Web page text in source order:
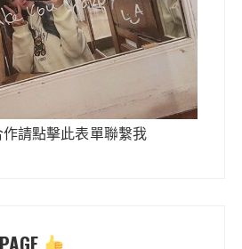
請點擊此表單聯繫我